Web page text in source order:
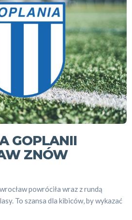
GOPLANII
ZNÓW
powróciła wraz z rundą
To szansa dla kibiców, by wykazać